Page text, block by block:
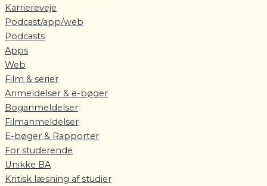
Karriereveje
Podcast/app/web
Podcasts
Apps
Web
Film & serier
Anmeldelser & e-bøger
Boganmeldelser
Filmanmeldelser
E-bøger & Rapporter
For studerende
Unikke BA
Kritisk læsning af studier